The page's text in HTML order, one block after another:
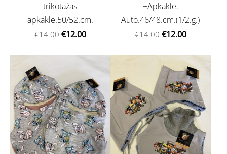
trikotāžas
apkakle.50/52.cm.
€14.00 €12.00
+Apkakle.
Auto.46/48.cm.(1/2.g.)
€14.00 €12.00